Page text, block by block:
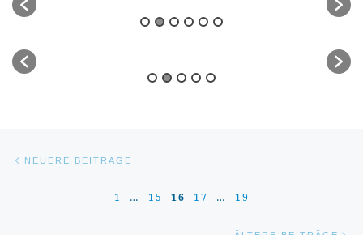
Beitragsnavigation
NEUERE BEITRÄGE
1 … 15 16 17 … 19